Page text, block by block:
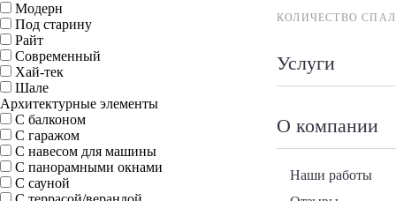
КОЛИЧЕСТВО
Услуги
О компании
Наши работы
Модерн
Под старину
Райт
Современный
Хай-тек
Шале
Архитектурные элементы
С балконом
С гаражом
С навесом для машины
С панорамными окнами
С сауной